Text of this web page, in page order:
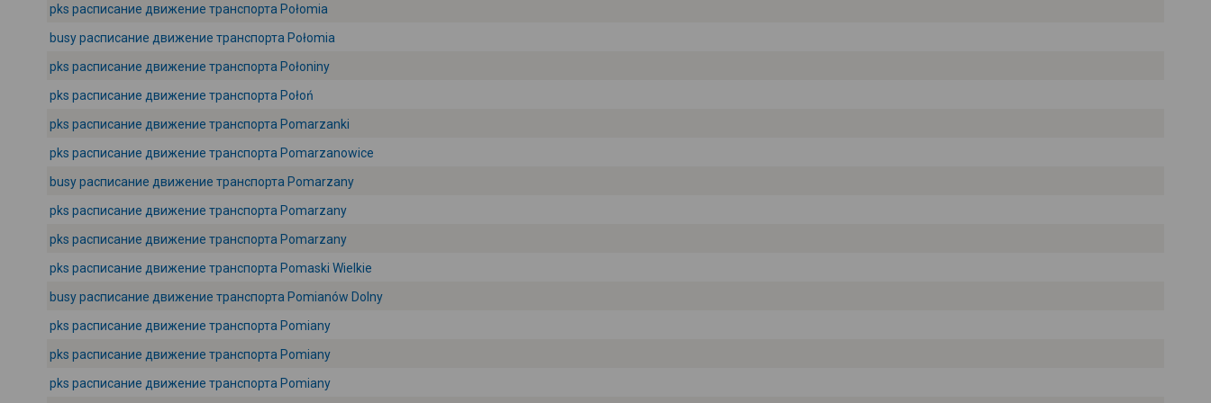
pks расписание движение транспорта Połomia
busy расписание движение транспорта Połomia
pks расписание движение транспорта Połoniny
pks расписание движение транспорта Połoń
pks расписание движение транспорта Pomarzanki
pks расписание движение транспорта Pomarzanowice
busy расписание движение транспорта Pomarzany
pks расписание движение транспорта Pomarzany
pks расписание движение транспорта Pomarzany
pks расписание движение транспорта Pomaski Wielkie
busy расписание движение транспорта Pomianów Dolny
pks расписание движение транспорта Pomiany
pks расписание движение транспорта Pomiany
pks расписание движение транспорта Pomiany